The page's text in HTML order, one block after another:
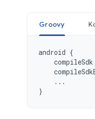
Groovy
android {
compileSdk
...
}